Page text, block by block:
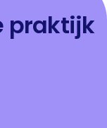
praktijk